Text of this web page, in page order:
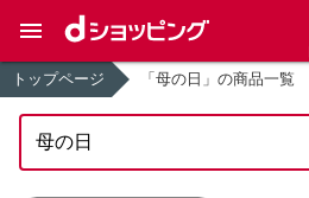
トップページ 「母の日」の商品一覧